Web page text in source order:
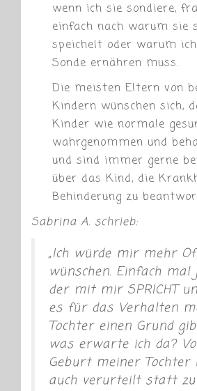
wenn ich sie sondiere,
einfach nach warum sie
speichelt oder warum
Sonde ernähren muss.
Die meisten Eltern von
Kindern wünschen sich,
Kinder wie normale
wahrgenommen und
und sind immer gerne
über das Kind, die
Behinderung zu
Sabrina A. schrieb:
„Ich würde mir mehr
wünschen. Einfach mal
der mit mir SPRICHT
es für das Verhalten
Tochter einen Grund
was erwarte ich da?
Geburt meiner Tochter
auch verurteilt statt zu